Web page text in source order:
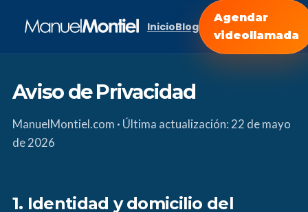
InicioBlog
Agendar
videollamada
Aviso de Privacidad
ManuelMontiel.com · Última actualización: 22 de mayo
de 2026
1. Identidad y domicilio del